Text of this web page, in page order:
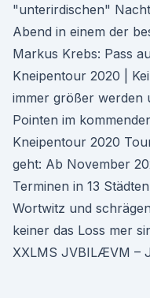
"unterirdischen"
Abend in einem der
Markus Krebs: Pass
Kneipentour 2020 |
immer größer werden
Pointen im
Kneipentour 2020
geht: Ab November
Terminen in 13
Wortwitz und
keiner das Loss mer
XXLMS JVBILÆVM –